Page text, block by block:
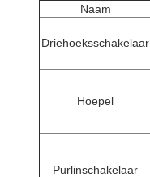
Naam
Driehoeksschakelaar
Hoepel
Purlinschakelaar